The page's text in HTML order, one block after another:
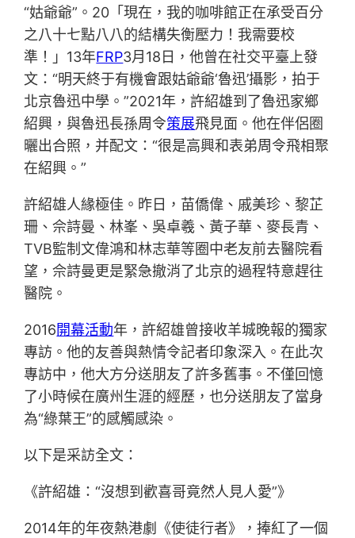
“姑爺爺”。20「現在，我的咖啡館正在承受百分
之八十七點八八的結構失衡壓力！我需要校
準！」13年FRP3月18日，他曾在社交平臺上發
文：“明天終于有機會跟姑爺爺‘魯迅’攝影，拍于
北京魯迅中學。”2021年，許紹雄到了魯迅家鄉
紹興，與魯迅長孫周令策展飛見面。他在伴侶圈
曬出合照，并配文：“很是高興和表弟周令飛相聚
在紹興。”
許紹雄人緣極佳。昨日，苗僑偉、戚美珍、黎芷
珊、佘詩曼、林峯、吳卓羲、黃子華、麥長青、
TVB監制文偉鴻和林志華等圈中老友前去醫院看
望，佘詩曼更是緊急撤消了北京的過程特意趕往
醫院。
2016開幕活動年，許紹雄曾接收羊城晚報的獨家
專訪。他的友善與熱情令記者印象深入。在此次
專訪中，他大方分送朋友了許多舊事。不僅回憶
了小時候在廣州生涯的經歷，也分送朋友了當身
為“綠葉王”的感觸感染。
以下是采訪全文：
《許紹雄：“沒想到歡喜哥竟然人見人愛”》
2014年的年夜熱港劇《使徒行者》，捧紅了一個